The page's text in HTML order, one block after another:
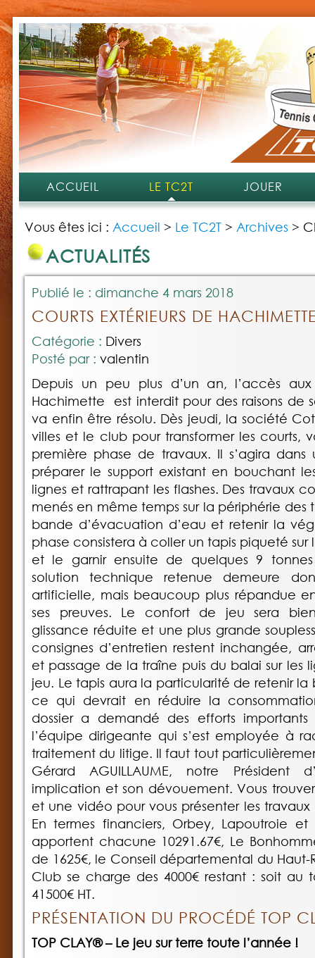
ACCUEIL LE TC2T JOUER
Vous êtes ici : Accueil > Le TC2T > Archives >
ACTUALITÉS
Publié le : dimanche 4 mars 2018
COURTS EXTÉRIEURS DE
Catégorie : Divers
Posté par : valentin
Depuis un peu plus d’un an, l’accès
Hachimette est interdit pour des raisons de
va enfin être résolu. Dès jeudi, la société
villes et le club pour transformer les courts,
première phase de travaux. Il s’agira
préparer le support existant en bouchant
lignes et rattrapant les flashes. Des travaux
menés en même temps sur la périphérie des
bande d’évacuation d’eau et retenir la
phase consistera à coller un tapis piqueté
et le garnir ensuite de quelques 9
solution technique retenue demeure
artificielle, mais beaucoup plus répandue
ses preuves. Le confort de jeu sera
glissance réduite et une plus grande
consignes d’entretien restent inchangée,
et passage de la traîne puis du balai sur les
jeu. Le tapis aura la particularité de retenir
ce qui devrait en réduire la
dossier a demandé des efforts importants
l’équipe dirigeante qui s’est employée à
traitement du litige. Il faut tout
Gérard AGUILLAUME, notre Président
implication et son dévouement. Vous
et une vidéo pour vous présenter les
En termes financiers, Orbey, Lapoutroie et
apportent chacune 10291.67€, Le
de 1625€, le Conseil départemental du Haut-
Club se charge des 4000€ restant : soit au
41500€ HT.
PRÉSENTATION DU PROCÉDÉ TOP
TOP CLAY® – Le jeu sur terre toute l’année !